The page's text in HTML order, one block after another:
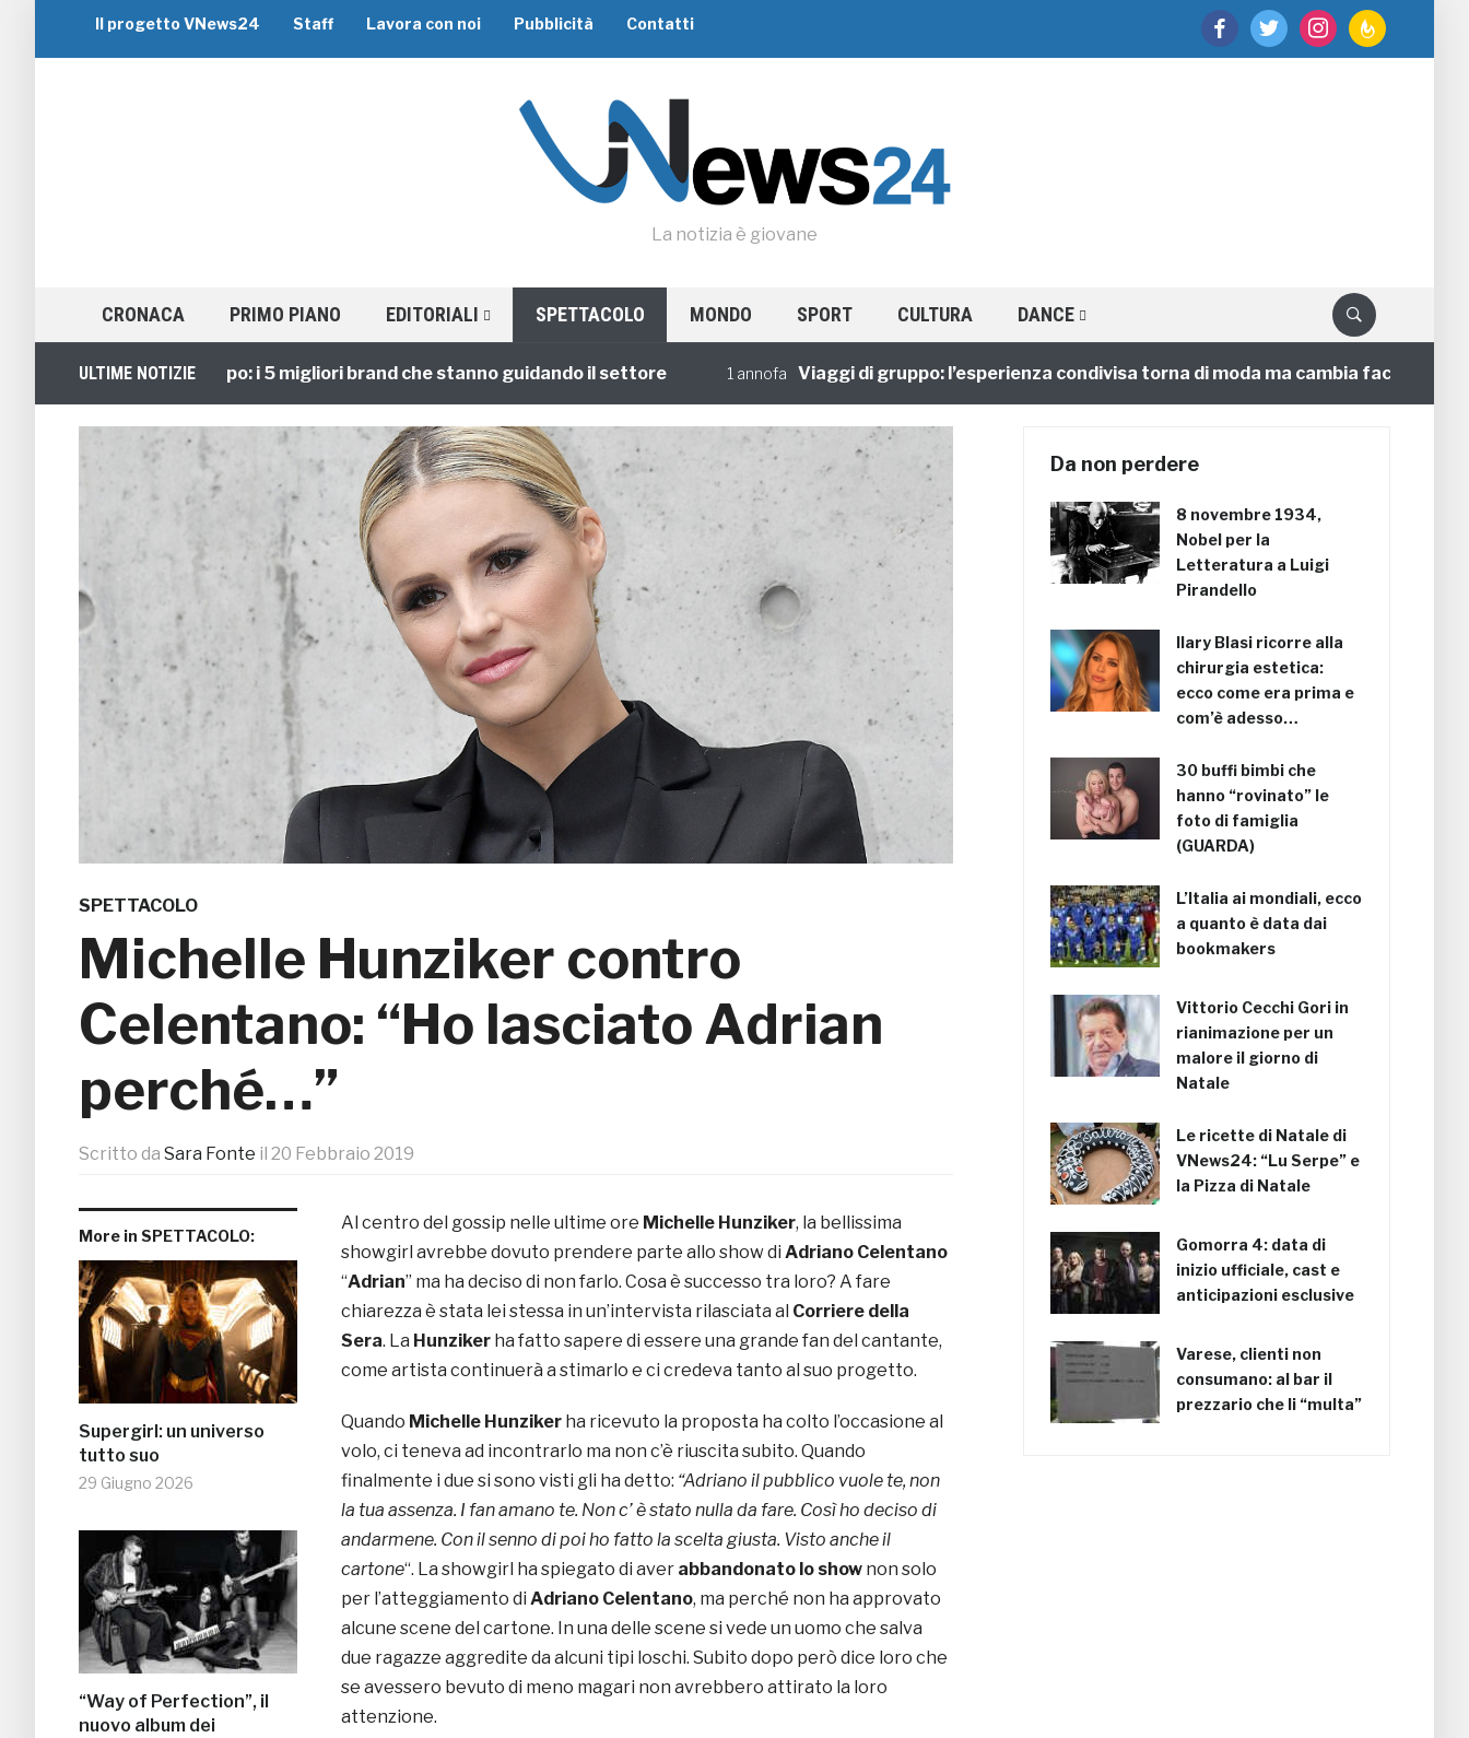
facebooktwitter instagramfeedburner
Il progetto VNews24 Staff Lavora con noi Pubblicità Contatti
La notizia è giovane
CRONACA PRIMO PIANO EDITORIALI SPETTACOLO MONDO SPORT CULTURA DANCE
ULTIME NOTIZIE
Viaggi di Gruppo: i 5 migliori brand che stanno guidando il settore 1 annofa Viaggi di gruppo: l’esperienza condivisa torna di moda ma cambia faccia
SPETTACOLO
Michelle Hunziker contro
Celentano: “Ho lasciato Adrian
perché…”
Scritto da Sara Fonte il 20 Febbraio 2019
More in SPETTACOLO:
Supergirl: un universo
tutto suo
29 Giugno 2026
“Way of Perfection”, il
nuovo album dei
Al centro del gossip nelle ultime ore Michelle Hunziker, la bellissima
showgirl avrebbe dovuto prendere parte allo show di Adriano Celentano
“Adrian” ma ha deciso di non farlo. Cosa è successo tra loro? A fare
chiarezza è stata lei stessa in un’intervista rilasciata al Corriere della
Sera. La Hunziker ha fatto sapere di essere una grande fan del cantante,
come artista continuerà a stimarlo e ci credeva tanto al suo progetto.
Quando Michelle Hunziker ha ricevuto la proposta ha colto l’occasione al
volo, ci teneva ad incontrarlo ma non c’è riuscita subito. Quando
finalmente i due si sono visti gli ha detto: “Adriano il pubblico vuole te, non
la tua assenza. I fan amano te. Non c’ è stato nulla da fare. Così ho deciso di
andarmene. Con il senno di poi ho fatto la scelta giusta. Visto anche il
cartone“. La showgirl ha spiegato di aver abbandonato lo show non solo
per l’atteggiamento di Adriano Celentano, ma perché non ha approvato
alcune scene del cartone. In una delle scene si vede un uomo che salva
due ragazze aggredite da alcuni tipi loschi. Subito dopo però dice loro che
se avessero bevuto di meno magari non avrebbero attirato la loro
attenzione.
Da non perdere
8 novembre 1934,
Nobel per la
Letteratura a Luigi
Pirandello
Ilary Blasi ricorre alla
chirurgia estetica:
ecco come era prima e
com’è adesso…
30 buffi bimbi che
hanno “rovinato” le
foto di famiglia
(GUARDA)
L’Italia ai mondiali, ecco
a quanto è data dai
bookmakers
Vittorio Cecchi Gori in
rianimazione per un
malore il giorno di
Natale
Le ricette di Natale di
VNews24: “Lu Serpe” e
la Pizza di Natale
Gomorra 4: data di
inizio ufficiale, cast e
anticipazioni esclusive
Varese, clienti non
consumano: al bar il
prezzario che li “multa”